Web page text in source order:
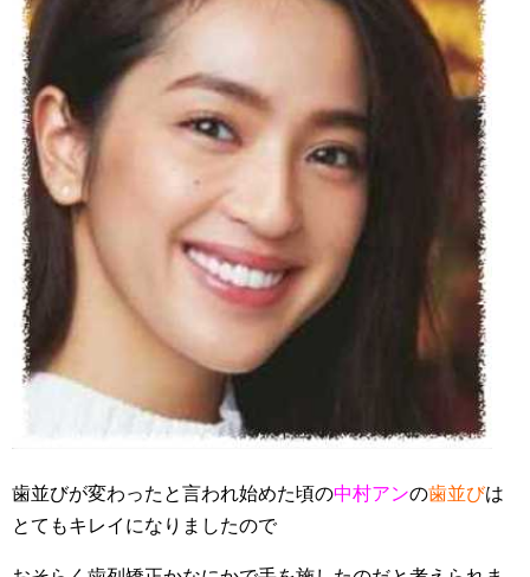
歯並びが変わったと言われ始めた頃の中村アンの歯並びは
とてもキレイになりましたので